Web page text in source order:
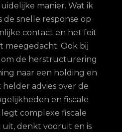
manier. Wat ik
de snelle response op
contact en het feit
meegedacht. Ook bij
de herstructurering
naar een holding en
advies over de
en fiscale
complexe fiscale
denkt vooruit en is